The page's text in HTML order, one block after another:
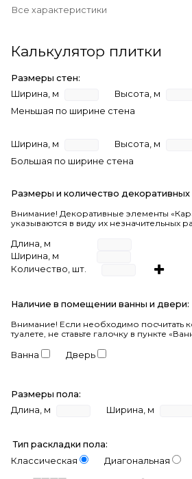
Все характеристики
Калькулятор плитки
Размеры стен:
Ширина, м
Высота, м
Меньшая по ширине стена
Ширина, м
Высота, м
Большая по ширине стена
Размеры и количество декоративных
Внимание! Декоративные элементы
указываются в виду их незначительных
Длина, м
Ширина, м
Количество, шт.
Наличие в помещении ванны и двери:
Внимание! Если необходимо посчитать
туалете, не ставьте галочку в пункте
Ванна Дверь
Размеры пола:
Длина, м
Ширина, м
Тип раскладки пола:
Классическая
Диагональная